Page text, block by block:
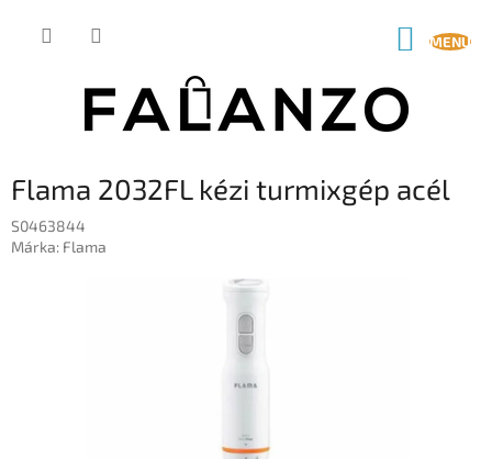
KOSÁR
Flama 2032FL kézi turmixgép acél
S0463844
Márka: Flama